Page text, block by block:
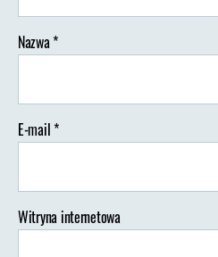
Nazwa*
E-mail*
Witryna internetowa